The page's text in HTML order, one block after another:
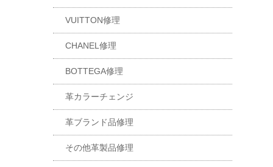
VUITTON修理
CHANEL修理
BOTTEGA修理
革カラーチェンジ
革ブランド品修理
その他革製品修理